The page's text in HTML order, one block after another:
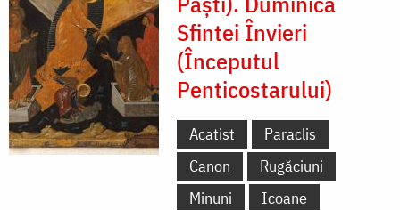
Sfintei Învieri
(Începutul
Penticostarului)
Acatist
Paraclis
Canon
Rugăciuni
Minuni
Icoane